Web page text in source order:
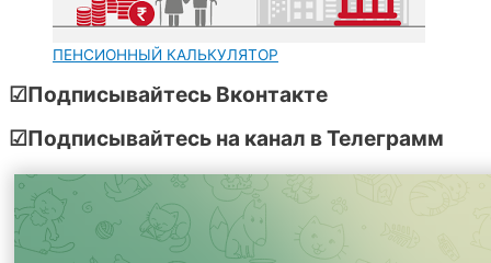
ПЕНСИОННЫЙ КАЛЬКУЛЯТОР
☑Подписывайтесь Вконтакте
☑Подписывайтесь на канал в Телеграмм